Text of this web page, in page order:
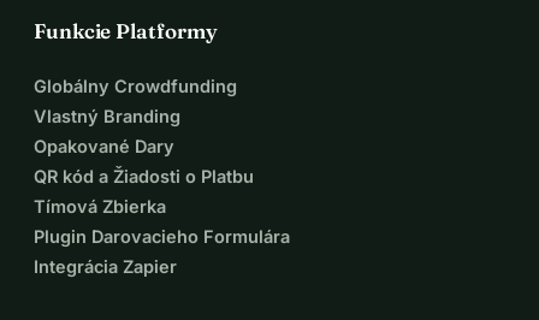
https://www.vdk.de/ov-bad-soden-taunus
Funkcie Platformy
Globálny Crowdfunding
Vlastný Branding
Opakované Dary
QR kód a Žiadosti o Platbu
Tímová Zbierka
Plugin Darovacieho Formulára
Integrácia Zapier